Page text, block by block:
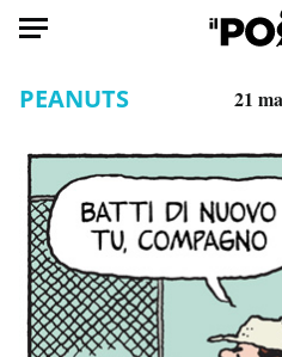
Italia
Mondo
Politica
Tecnologia
Internet
PEANUTS 21